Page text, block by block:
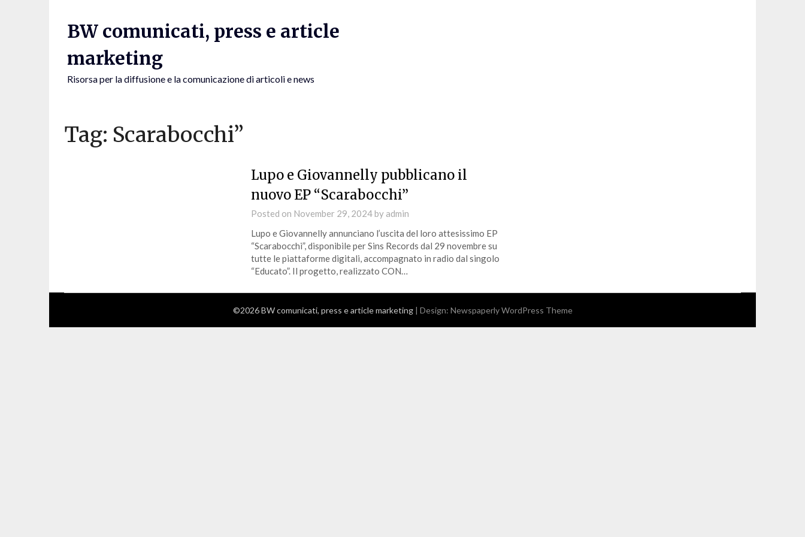
BW comunicati, press e article
marketing
Risorsa per la diffusione e la comunicazione di articoli e news
Tag: Scarabocchi”
Lupo e Giovannelly pubblicano il
nuovo EP “Scarabocchi”
Posted on November 29, 2024by admin
Lupo e Giovannelly annunciano l’uscita del loro attesissimo EP
“Scarabocchi”, disponibile per Sins Records dal 29 novembre su
tutte le piattaforme digitali, accompagnato in radio dal singolo
“Educato”. Il progetto, realizzato CON…
©2026 BW comunicati, press e article marketing | Design: Newspaperly WordPress Theme